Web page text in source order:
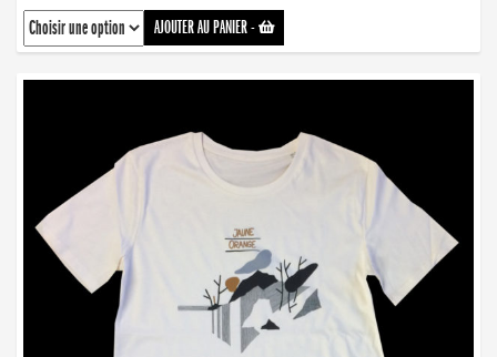
AJOUTER AU PANIER-